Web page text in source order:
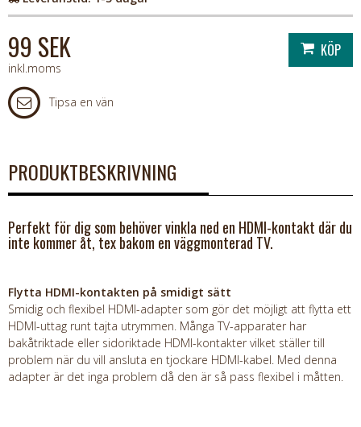
99 SEK
inkl.moms
Tipsa en vän
PRODUKTBESKRIVNING
Perfekt för dig som behöver vinkla ned en HDMI-kontakt där du
inte kommer åt, tex bakom en väggmonterad TV.
Flytta HDMI-kontakten på smidigt sätt
Smidig och flexibel HDMI-adapter som gör det möjligt att flytta ett
HDMI-uttag runt tajta utrymmen. Många TV-apparater har
bakåtriktade eller sidoriktade HDMI-kontakter vilket ställer till
problem när du vill ansluta en tjockare HDMI-kabel. Med denna
adapter är det inga problem då den är så pass flexibel i måtten.